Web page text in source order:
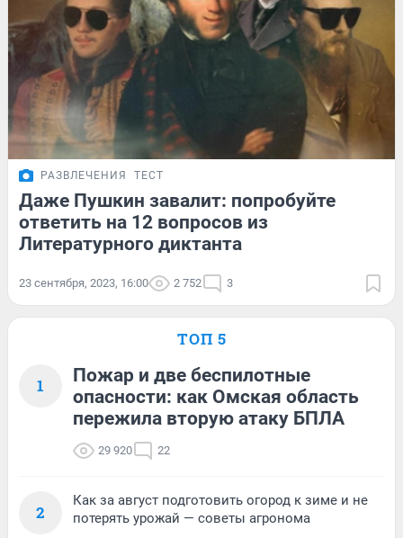
РАЗВЛЕЧЕНИЯ ТЕСТ
Даже Пушкин завалит: попробуйте
ответить на 12 вопросов из
Литературного диктанта
23 сентября, 2023, 16:00 2 752 3
ТОП 5
1
Пожар и две беспилотные
опасности: как Омская область
пережила вторую атаку БПЛА
29 920 22
2
Как за август подготовить огород к зиме и не
потерять урожай — советы агронома